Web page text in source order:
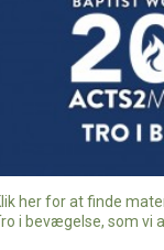
her for at finde
i bevægelse, som vi